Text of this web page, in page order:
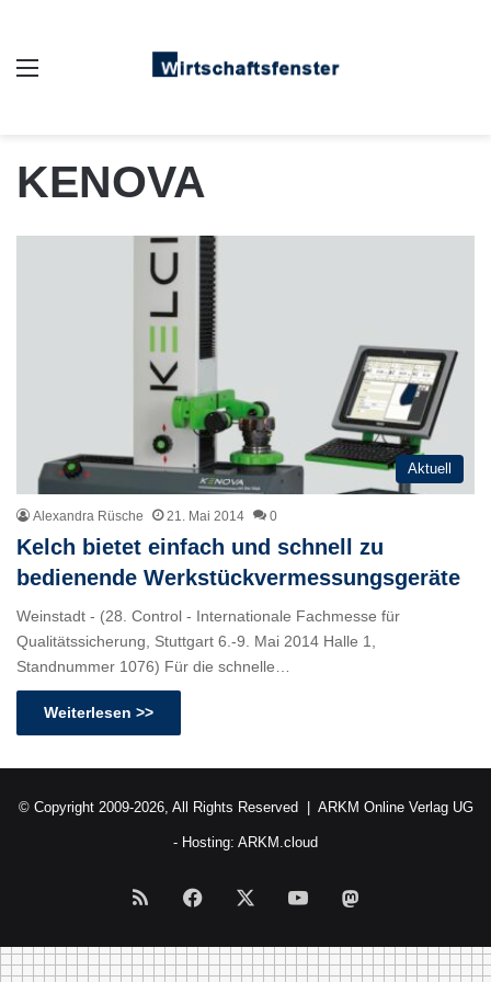
KENOVA
Aktuell
Alexandra Rüsche 21. Mai 2014 0
Kelch bietet einfach und schnell zu
bedienende Werkstückvermessungsgeräte
Weinstadt - (28. Control - Internationale Fachmesse für
Qualitätssicherung, Stuttgart 6.-9. Mai 2014 Halle 1,
Standnummer 1076) Für die schnelle…
Weiterlesen >>
© Copyright 2009-2026, All Rights Reserved | ARKM Online Verlag UG
- Hosting: ARKM.cloud
RSS Facebook YouTube